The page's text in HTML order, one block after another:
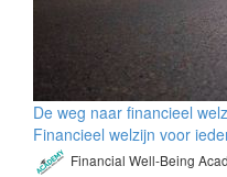
De weg naar financieel
Financieel welzijn voor
Financial Well-Being